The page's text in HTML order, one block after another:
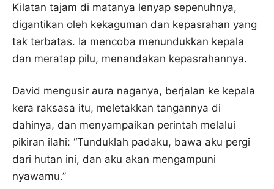
Kilatan tajam di matanya lenyap sepenuhnya,
digantikan oleh kekaguman dan kepasrahan yang
tak terbatas. Ia mencoba menundukkan kepala
dan meratap pilu, menandakan kepasrahannya.
David mengusir aura naganya, berjalan ke kepala
kera raksasa itu, meletakkan tangannya di
dahinya, dan menyampaikan perintah melalui
pikiran ilahi: “Tunduklah padaku, bawa aku pergi
dari hutan ini, dan aku akan mengampuni
nyawamu.”